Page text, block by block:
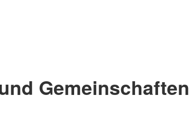
Gemeinschaften